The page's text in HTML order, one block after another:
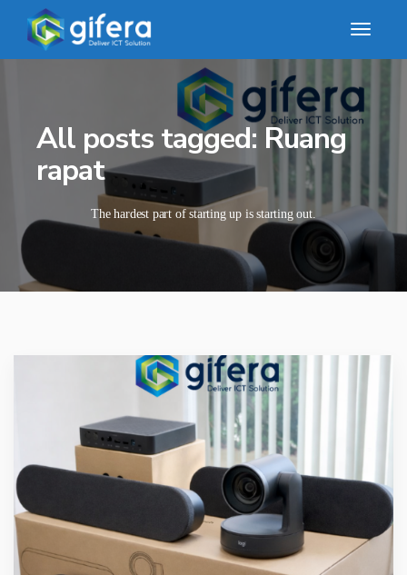
All posts tagged: Ruang
rapat
The hardest part of starting up is starting out.